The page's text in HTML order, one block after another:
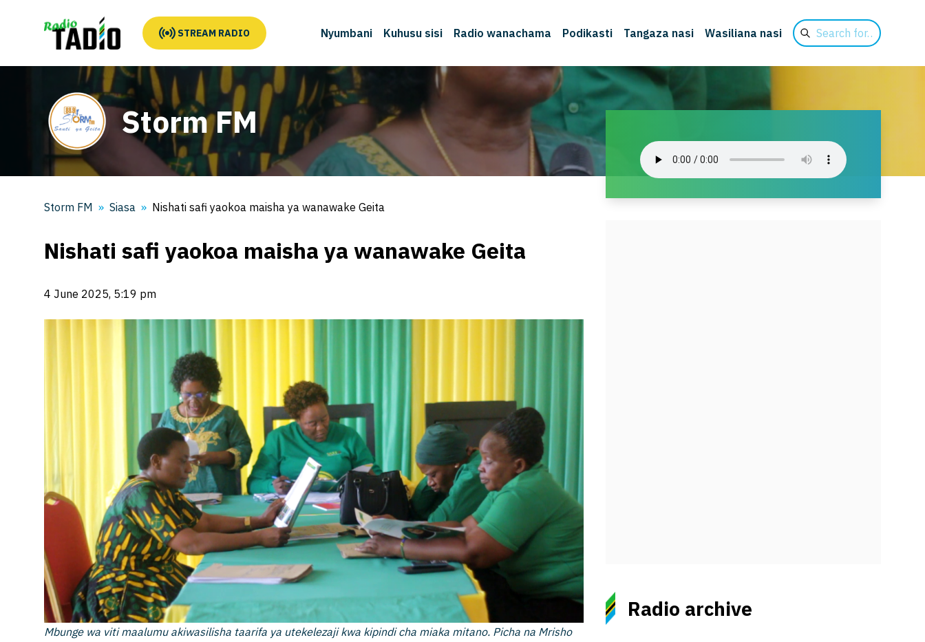
STREAM RADIO Nyumbani Kuhusu sisi Radio wanachama Podikasti Tangaza nasi Wasiliana nasi
Search
for
Storm FM
Storm FM Siasa Nishati safi yaokoa maisha ya wanawake Geita
Nishati safi yaokoa maisha ya wanawake Geita
4 June 2025, 5:19 pm
Mbunge wa viti maalumu akiwasilisha taarifa ya utekelezaji kwa kipindi cha miaka mitano. Picha na Mrisho
Radio archive